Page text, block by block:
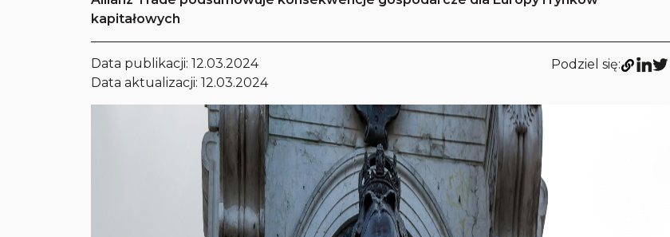
kapitałowych
Data publikacji:12.03.2024
Data aktualizacji: 12.03.2024
Podziel się: